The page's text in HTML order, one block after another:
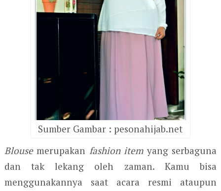
Sumber Gambar : pesonahijab.net
Blousemerupakan fashion item yang serbaguna
dan tak lekang oleh zaman. Kamu bisa
menggunakannya saat acara resmi ataupun